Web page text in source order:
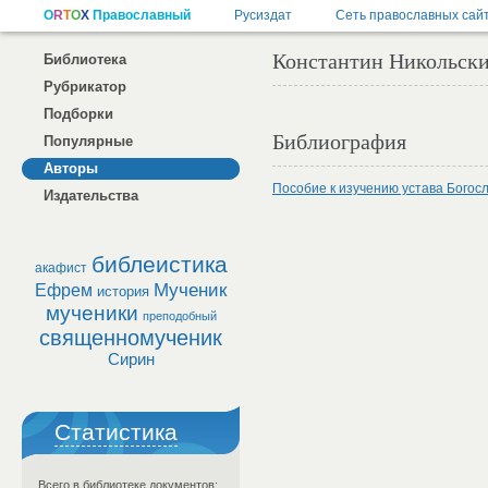
Библиотека
Рубрикатор
Подборки
Популярные
Авторы
Издательства
акафист библеистика
Ефрем история Мученик
мученики преподобный
священномученик
Сирин
Статистика
Всего в библиотеке документов:
Константин
Библиография
Пособие к изучению устава